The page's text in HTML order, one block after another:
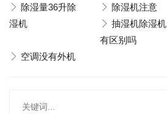
除湿量36升除
湿机
除湿机注意
抽湿机除湿机
有区别吗
空调没有外机